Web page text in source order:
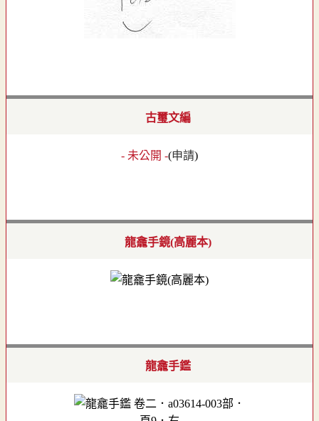
古璽文編
- 未公開 -(申請)
龍龕手鏡(高麗本)
龍龕手鑑